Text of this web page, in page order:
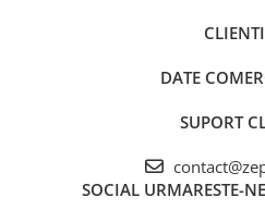
CLIENTI
DATE
SUPORT
SOCIAL URMARESTE-